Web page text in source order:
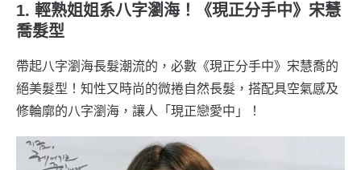
1. 輕熟姐姐系八字瀏海！《現正分手中》宋慧
喬髮型
帶起八字瀏海長髮潮流的，必數《現正分手中》宋慧喬的
絕美髮型！知性又時尚的微捲自然長髮，搭配具空氣感及
修輪廓的八字瀏海，讓人「現正戀愛中」！